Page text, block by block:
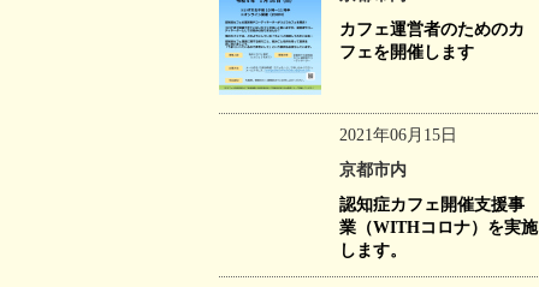
カフェ運営者のためのカ
フェを開催します
2021年06月15日
京都市内
認知症カフェ開催支援事
業（WITHコロナ）を実施
します。